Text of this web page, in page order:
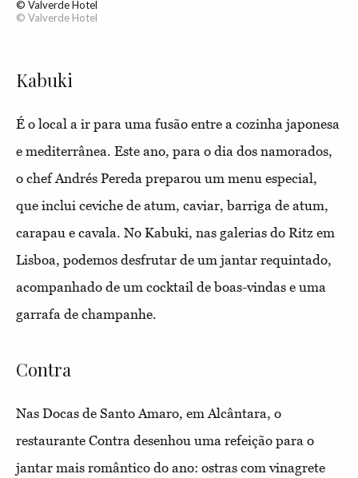
© Valverde Hotel
© Valverde Hotel
Kabuki
É o local a ir para uma fusão entre a cozinha japonesa
e mediterrânea. Este ano, para o dia dos namorados,
o chef Andrés Pereda preparou um menu especial,
que inclui ceviche de atum, caviar, barriga de atum,
carapau e cavala. No Kabuki, nas galerias do Ritz em
Lisboa, podemos desfrutar de um jantar requintado,
acompanhado de um cocktail de boas-vindas e uma
garrafa de champanhe.
Contra
Nas Docas de Santo Amaro, em Alcântara, o
restaurante Contra desenhou uma refeição para o
jantar mais romântico do ano: ostras com vinagrete